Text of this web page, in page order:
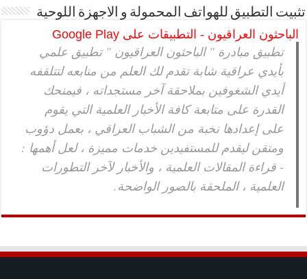
تثبيت التطبيق للهواتف المحمولة و الاجهزة اللوحية
الباحثون العراقيون - التطبيقات على Google Play
تطبيق مبادرة " الباحثون العراقيون " تطبيق علمي
بأيدي عراقية شابة تقدم لك العلم من منابعه لتتلقفه
أيدي الشغوفين بملاحقة آخر مستجداته ، فيمنحك
القدرة على متابعة كافة الأخبار العلمية التي يقوم
على إعدادها نخبة من الشباب العراقي ، بعمل دؤوب
ومتقن ليقدم للمستفيدين خدمات مميزة ، لعل أهمها :
- قراءة المقالات العلمية ، والأخبار لآخر التطورات
العلمية ، الملحقة بالصور الواضحة.